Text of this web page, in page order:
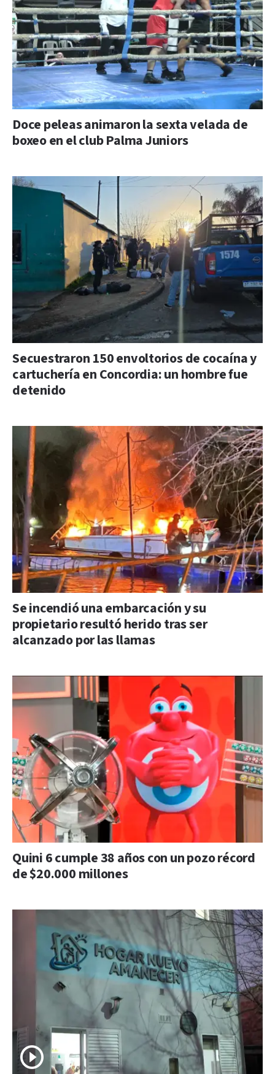
Doce peleas animaron la sexta velada de
boxeo en el club Palma Juniors
Secuestraron 150 envoltorios de cocaína y
cartuchería en Concordia: un hombre fue
detenido
Se incendió una embarcación y su
propietario resultó herido tras ser
alcanzado por las llamas
Quini 6 cumple 38 años con un pozo récord
de $20.000 millones